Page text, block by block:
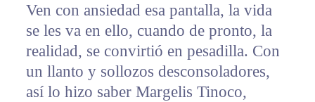
Ven con ansiedad esa pantalla, la vida
se les va en ello, cuando de pronto, la
realidad, se convirtió en pesadilla. Con
un llanto y sollozos desconsoladores,
así lo hizo saber Margelis Tinoco,